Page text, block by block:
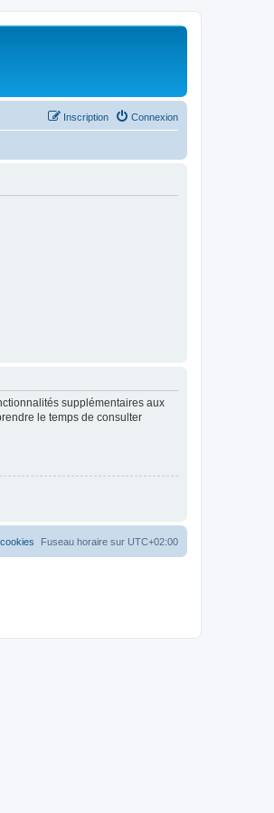
Connexion
Inscription
supplémentaires aux
le temps de consulter
Fuseau horaire sur UTC+02:00